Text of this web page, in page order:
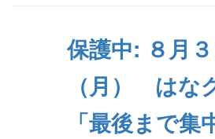
保護中: ８月
（月） はな
「最後まで集